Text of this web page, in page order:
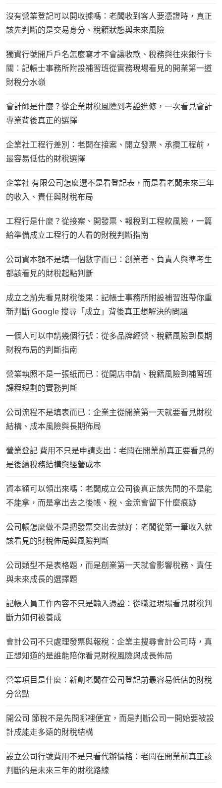
沒有營業登記可以開收據嗎：老闆收到客人要憑證時，真正
該先判斷的是交易身分、稅籍狀態與未來風險
獨資行號開戶戶名怎麼寫才不會讓收款、稅務與往來銀行卡
關：記帳士事務所附設補習班從實務現場看見的開業第一道
財稅分水嶺
會計師是什麼？從企業財稅風險到考證進修，一次看見會計
專業背後真正的選擇
企業社工程行差別：老闆在接案、開立發票、承攬工程前，
最容易低估的財稅選擇
企業社 有限公司怎麼選不是看登記表，而是看老闆未來三年
的收入、責任與財稅布局
工程行是什麼？從接案、開發票、報稅到工程款風險，一篇
給準備成立工程行的人看的財稅判斷指南
公司資本額不是填一個數字而已：創業者、負責人與準考生
都該看見的財稅起點判斷
成立之前先看見財稅後果：記帳士事務所附設補習班帶你重
新判斷 Google 搜尋「成立」背後真正想解決的問題
一個人可以申請幾個行號：從多品牌經營、稅籍風險到長期
財稅布局的判斷指南
營業執照不是一張紙而已：從開店申請、稅籍風險到補習班
課程規劃的實務判斷
公司流程不是填表而已：企業主從開業第一天就要看見財稅
結構、成本風險與長期佈局
營業登記 費用不只是申請支出：老闆在開業前真正要看見的
是後續稅務結構與經營成本
資本額可以領出來嗎：老闆成立公司後真正該先問的不是能
不能拿，而是拿出去之後帳、稅、金流會留下什麼痕跡
公司帳怎麼做不是把發票交出去就好：老闆從第一筆收入就
該看見的財稅佈局與風險判斷
公司類型不是表格題，而是創業第一天就會影響稅務、責任
與未來成長的選擇題
記帳人員工作內容不只是輸入憑證：從職涯現場看見財稅判
斷力如何被養成
會計公司不只處理發票與報稅：企業主搜尋會計公司時，真
正想知道的是誰能陪你看見財稅風險與成長佈局
營業項目是什麼：新創老闆在公司登記前最容易低估的財稅
分岔點
開公司 節稅不是先問哪裡便宜，而是判斷公司一開始要被設
計成能走多遠的財稅結構
設立公司行號費用不是只看代辦價格：老闆在開業前真正該
判斷的是未來三年的財稅路線